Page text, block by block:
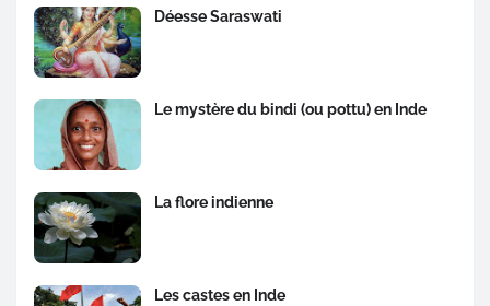
Déesse Saraswati
Le mystère du bindi (ou pottu) en Inde
La flore indienne
Les castes en Inde